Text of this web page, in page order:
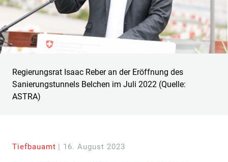
Regierungsrat Isaac Reber an der Eröffnung des
Sanierungstunnels Belchen im Juli 2022 (Quelle:
ASTRA)
Tiefbauamt | 16. August 2023